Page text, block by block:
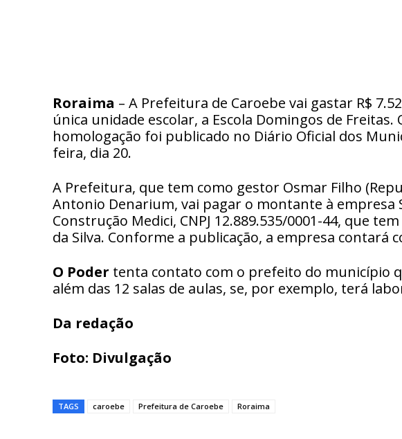
Roraima – A Prefeitura de Caroebe vai gastar R$
única unidade escolar, a Escola Domingos de Freitas.
homologação foi publicado no Diário Oficial dos
feira, dia 20.
A Prefeitura, que tem como gestor Osmar Filho
Antonio Denarium, vai pagar o montante à empresa
Construção Medici, CNPJ 12.889.535/0001-44, que
da Silva. Conforme a publicação, a empresa contará
O Poder tenta contato com o prefeito do município
além das 12 salas de aulas, se, por exemplo, terá
Da redação
Foto: Divulgação
TAGS caroebe Prefeitura de Caroebe Roraima